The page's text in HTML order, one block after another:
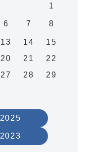
1
6 7 8
13 14
15
20 21
22
27 28
29
2025
2023